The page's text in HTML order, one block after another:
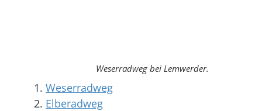
Weserradweg bei Lemwerder.
Weserradweg
Elberadweg